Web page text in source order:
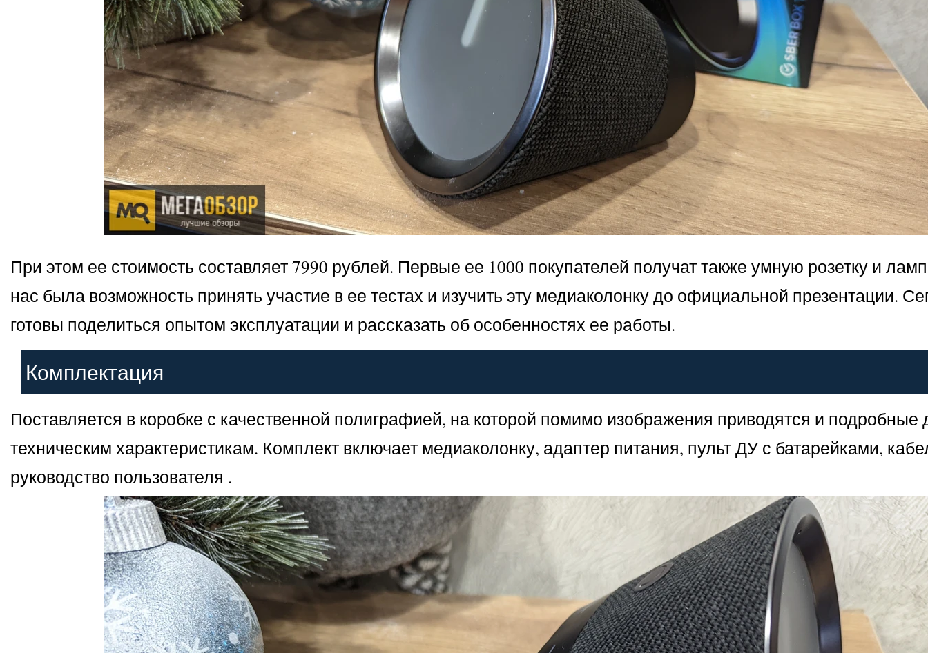
При этом ее стоимость составляет 7990 рублей. Первые ее 1000 покупателей получат также умную розетку и
нас была возможность принять участие в ее тестах и изучить эту медиаколонку до официальной презентации.
готовы поделиться опытом эксплуатации и рассказать об особенностях ее работы.
Комплектация
Поставляется в коробке с качественной полиграфией, на которой помимо изображения приводятся и
техническим характеристикам. Комплект включает медиаколонку, адаптер питания, пульт ДУ с батарейками,
руководство пользователя .